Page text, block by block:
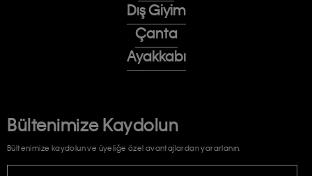
Dış Giyim
Çanta
Ayakkabı
Bültenimize Kaydolun
Bültenimize kaydolun ve üyeliğe özel avantajlardan yararlanın.